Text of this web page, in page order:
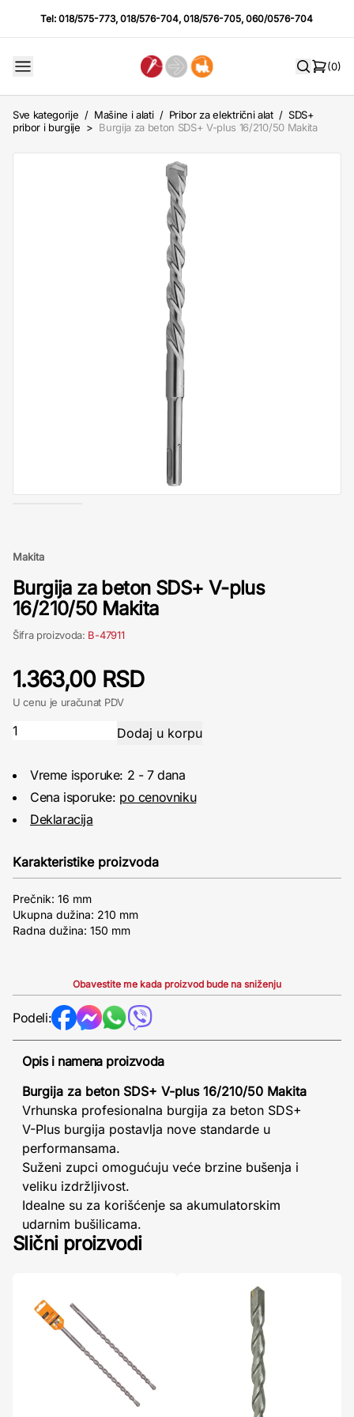
Tel:018/575-773,018/576-704,018/576-705,060/0576-704
(0)
Sve kategorije / Mašine i alati / Pribor za električni alat / SDS+
pribor i burgije > Burgija za beton SDS+ V-plus 16/210/50 Makita
Makita
Burgija za beton SDS+ V-plus
16/210/50 Makita
Šifra proizvoda: B-47911
1.363,00 RSD
U cenu je uračunat PDV
Vreme isporuke: 2 - 7 dana
Cena isporuke: po cenovniku
Deklaracija
Karakteristike proizvoda
Prečnik: 16 mm
Ukupna dužina: 210 mm
Radna dužina: 150 mm
Obavestite me kada proizvod bude na sniženju
Podeli:
Opis i namena proizvoda
Burgija za beton SDS+ V-plus 16/210/50 Makita
Vrhunska profesionalna burgija za beton SDS+
V-Plus burgija postavlja nove standarde u
performansama.
Suženi zupci omogućuju veće brzine bušenja i
veliku izdržljivost.
Idealne su za korišćenje sa akumulatorskim
udarnim bušilicama.
Slični proizvodi